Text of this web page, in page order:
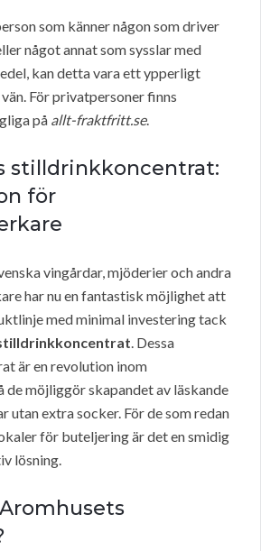
som känner någon som driver
något annat som sysslar med
kan detta vara ett ypperligt
För privatpersoner finns
på allt-fraktfritt.se.
stilldrinkkoncentrat:
för
vingårdar, mjöderier och andra
har nu en fantastisk möjlighet att
med minimal investering tack
. Dessa
är en revolution inom
de möjliggör skapandet av läskande
utan extra socker. För de som redan
för buteljering är det en smidig
lösning.